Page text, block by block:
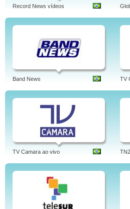
Record News vídeos
Band News TV
TV Camara ao vivo